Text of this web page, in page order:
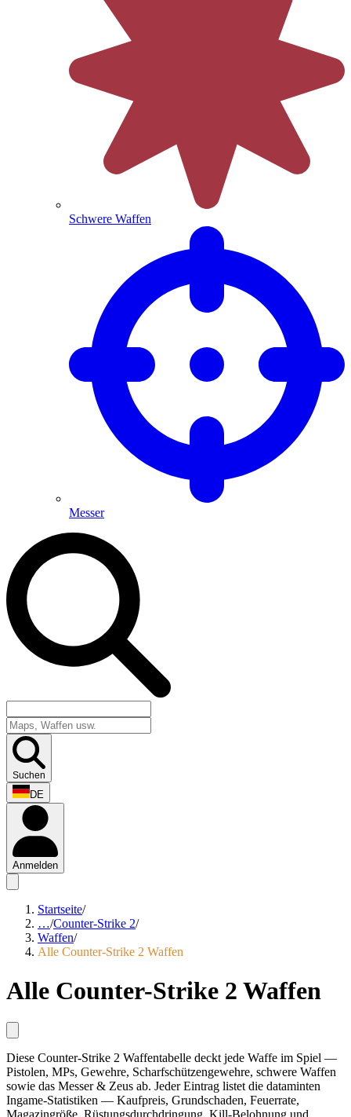
Schwere Waffen
Messer
Suchen
DE
Anmelden
Startseite/
…/Counter-Strike 2/
Waffen/
Alle Counter-Strike 2 Waffen
Alle Counter-Strike 2 Waffen
Diese Counter-Strike 2 Waffentabelle deckt jede Waffe im Spiel —
Pistolen, MPs, Gewehre, Scharfschützengewehre, schwere Waffen
sowie das Messer & Zeus ab. Jeder Eintrag listet die dataminten
Ingame-Statistiken — Kaufpreis, Grundschaden, Feuerrate,
Magazingröße, Rüstungsdurchdringung, Kill-Belohnung und